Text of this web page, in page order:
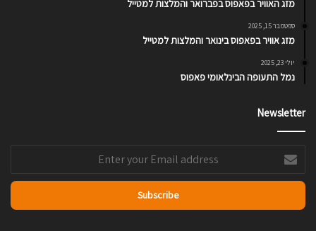
מזג האוויר בפאפוס בפברואר והמלצות למטייל
ספטמבר 15, 2025
מזג אוויר בפאפוס בינואר והמלצות למטייל
יולי 23, 2025
נמל התעופה הבינלאומי פאפוס
Newsletter
Enter
your
Email